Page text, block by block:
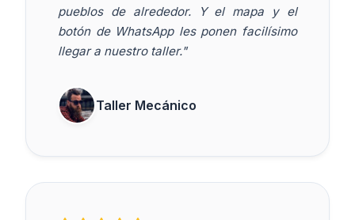
pueblos de alrededor. Y el mapa y el
botón de WhatsApp les ponen facilísimo
llegar a nuestro taller."
Taller Mecánico